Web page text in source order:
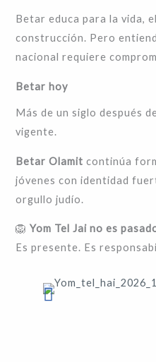
Betar educa para la vida,
construcción. Pero
nacional requiere
Betar hoy
Más de un siglo después
vigente.
Betar Olamit continúa
jóvenes con identidad
orgullo judío.
🦁Yom Tel Jai no es
Es presente. Es